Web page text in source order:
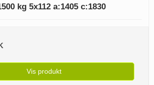
kg 5x112 a:1405 c:1830
Vis produkt